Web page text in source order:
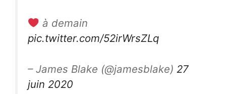
à demain
pic.twitter.com/52irWrsZLq
– James Blake (@jamesblake) 27
juin 2020